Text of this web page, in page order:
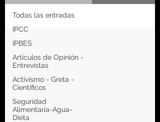
Todas las entradas
IPCC
IPBES
Artículos de Opinión -
Entrevistas
Activismo - Greta -
Científicos
Seguridad
Alimentaria-Agua-
Dieta